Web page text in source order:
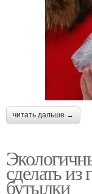
читать дальше →
сделать
бутылки